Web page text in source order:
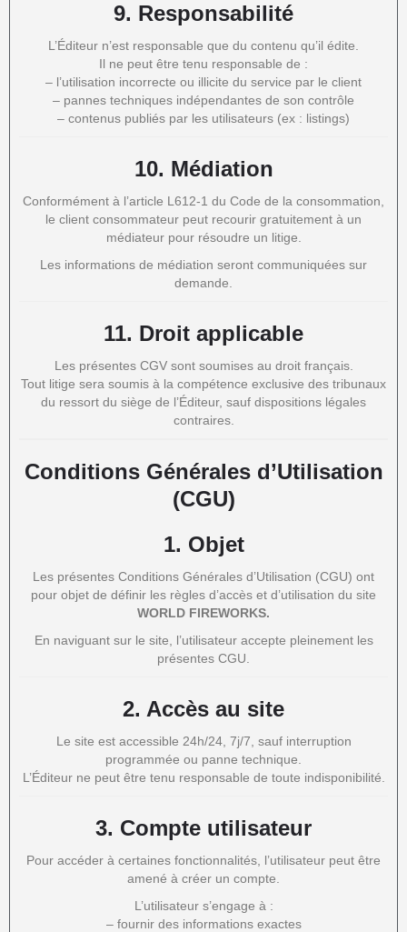
9. Responsabilité
L’Éditeur n’est responsable que du contenu qu’il édite.
Il ne peut être tenu responsable de :
– l’utilisation incorrecte ou illicite du service par le client
– pannes techniques indépendantes de son contrôle
– contenus publiés par les utilisateurs (ex : listings)
10. Médiation
Conformément à l’article L612-1 du Code de la consommation,
le client consommateur peut recourir gratuitement à un
médiateur pour résoudre un litige.
Les informations de médiation seront communiquées sur
demande.
11. Droit applicable
Les présentes CGV sont soumises au droit français.
Tout litige sera soumis à la compétence exclusive des tribunaux
du ressort du siège de l’Éditeur, sauf dispositions légales
contraires.
Conditions Générales d’Utilisation
(CGU)
1. Objet
Les présentes Conditions Générales d’Utilisation (CGU) ont
pour objet de définir les règles d’accès et d’utilisation du site
WORLD FIREWORKS.
En naviguant sur le site, l’utilisateur accepte pleinement les
présentes CGU.
2. Accès au site
Le site est accessible 24h/24, 7j/7, sauf interruption
programmée ou panne technique.
L’Éditeur ne peut être tenu responsable de toute indisponibilité.
3. Compte utilisateur
Pour accéder à certaines fonctionnalités, l’utilisateur peut être
amené à créer un compte.
L’utilisateur s’engage à :
– fournir des informations exactes